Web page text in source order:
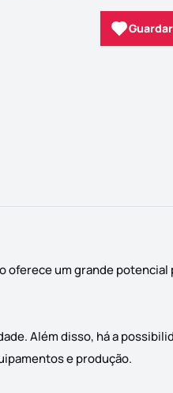
Guardar
oferece um grande potencial
Além disso, há a
e produção.